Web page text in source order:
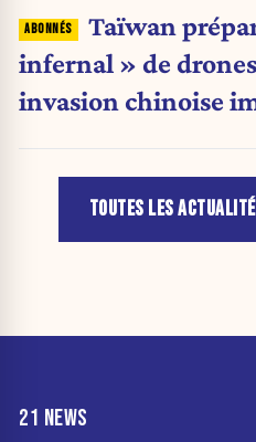
Taïwan
infernal » de
invasion chinoise
TOUTES LES
21 NEWS